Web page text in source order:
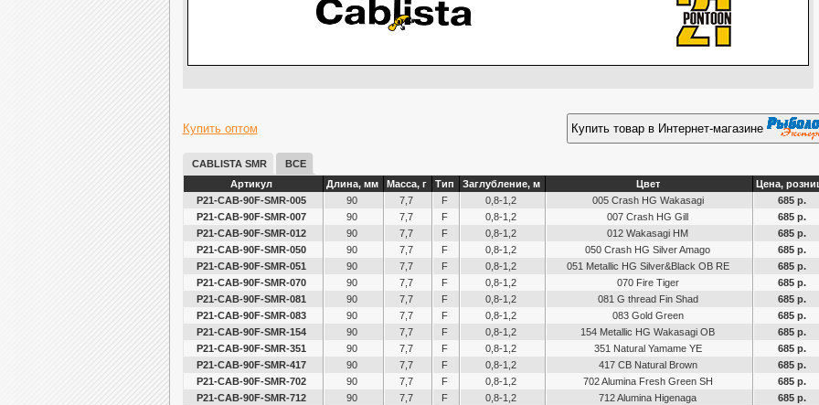
Купить оптом Купить товар в Интернет-магазине
CABLISTA SMR
ВСЕ
Артикул
Длина, мм Масса, г Тип Заглубление, м Цвет
Цена,
P21-CAB-90F-SMR-005
90 7,7 F 0,8-1,2 005 Crash HG Wakasagi
685 р.
P21-CAB-90F-SMR-007
90 7,7 F 0,8-1,2 007 Crash HG Gill
685 р.
P21-CAB-90F-SMR-012
90 7,7 F 0,8-1,2 012 Wakasagi HM
685 р.
P21-CAB-90F-SMR-050
90 7,7 F 0,8-1,2 050 Crash HG Silver Amago
685 р.
P21-CAB-90F-SMR-051
90 7,7 F 0,8-1,2 051 Metallic HG Silver&Black OB RE
685 р.
P21-CAB-90F-SMR-070
90 7,7 F 0,8-1,2 070 Fire Tiger
685 р.
P21-CAB-90F-SMR-081
90 7,7 F 0,8-1,2 081 G thread Fin Shad
685 р.
P21-CAB-90F-SMR-083
90 7,7 F 0,8-1,2 083 Gold Green
685 р.
P21-CAB-90F-SMR-154
90 7,7 F 0,8-1,2 154 Metallic HG Wakasagi OB
685 р.
P21-CAB-90F-SMR-351
90 7,7 F 0,8-1,2 351 Natural Yamame YE
685 р.
P21-CAB-90F-SMR-417
90 7,7 F 0,8-1,2 417 CB Natural Brown
685 р.
P21-CAB-90F-SMR-702
90 7,7 F 0,8-1,2 702 Alumina Fresh Green SH
685 р.
P21-CAB-90F-SMR-712
90 7,7 F 0,8-1,2 712 Alumina Higenaga
685 р.